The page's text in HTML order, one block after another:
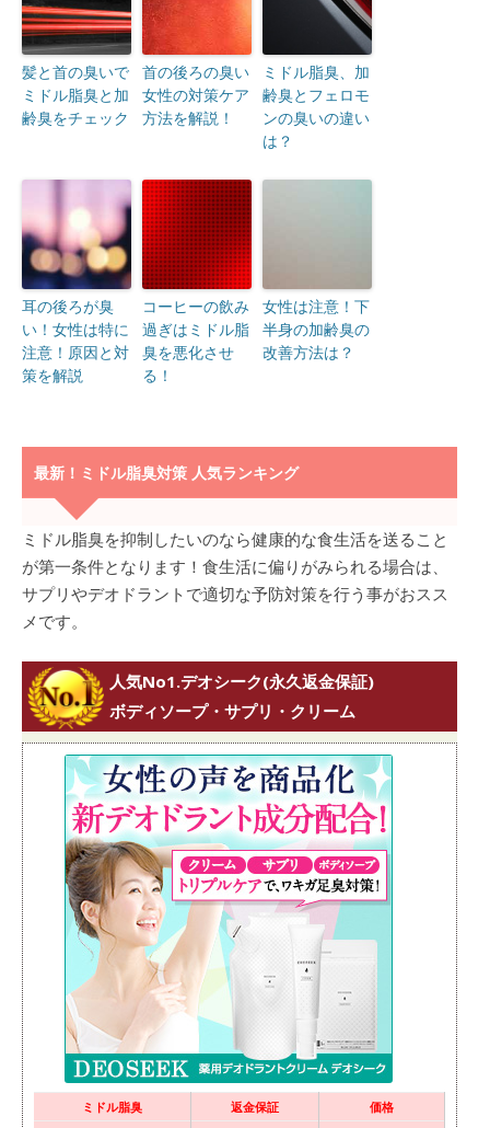
髪と首の臭いで
ミドル脂臭と加
齢臭をチェック
首の後ろの臭い
女性の対策ケア
方法を解説！
ミドル脂臭、加
齢臭とフェロモ
ンの臭いの違い
は？
耳の後ろが臭
い！女性は特に
注意！原因と対
策を解説
コーヒーの飲み
過ぎはミドル脂
臭を悪化させ
る！
女性は注意！下
半身の加齢臭の
改善方法は？
最新！ミドル脂臭対策 人気ランキング
ミドル脂臭を抑制したいのなら健康的な食生活を送ること
が第一条件となります！食生活に偏りがみられる場合は、
サプリやデオドラントで適切な予防対策を行う事がおスス
メです。
人気No1.デオシーク(永久返金保証)
ボディソープ・サプリ・クリーム
ミドル脂臭 返金保証 価格